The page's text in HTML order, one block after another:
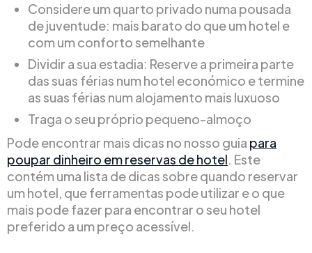
Considere um quarto privado numa pousada
de juventude: mais barato do que um hotel e
com um conforto semelhante
Dividir a sua estadia: Reserve a primeira parte
das suas férias num hotel económico e termine
as suas férias num alojamento mais luxuoso
Traga o seu próprio pequeno-almoço
Pode encontrar mais dicas no nosso guia para
poupar dinheiro em reservas de hotel. Este
contém uma lista de dicas sobre quando reservar
um hotel, que ferramentas pode utilizar e o que
mais pode fazer para encontrar o seu hotel
preferido a um preço acessível.